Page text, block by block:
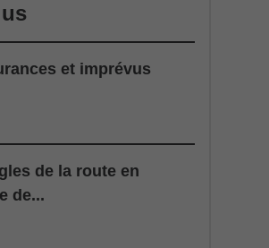
et imprévus
de la route en
de...